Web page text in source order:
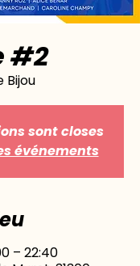
#2
Bijou
sont closes
événements
– 22:40